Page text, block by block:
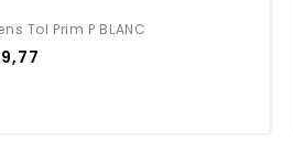
Tol Prim P BLANC